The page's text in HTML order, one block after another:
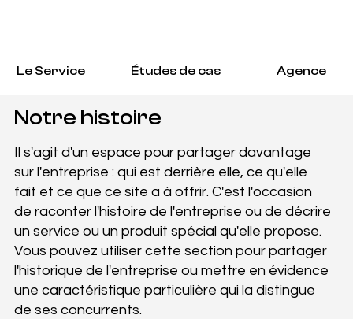
Le Service Études de cas Agence
Notre histoire
Il s'agit d'un espace pour partager davantage
sur l'entreprise : qui est derrière elle, ce qu'elle
fait et ce que ce site a à offrir. C'est l'occasion
de raconter l'histoire de l'entreprise ou de décrire
un service ou un produit spécial qu'elle propose.
Vous pouvez utiliser cette section pour partager
l'historique de l'entreprise ou mettre en évidence
une caractéristique particulière qui la distingue
de ses concurrents.